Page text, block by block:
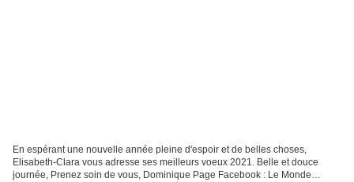
En espérant une nouvelle année pleine d'espoir et de belles choses,
Elisabeth-Clara vous adresse ses meilleurs voeux 2021. Belle et douce
journée, Prenez soin de vous, Dominique Page Facebook : Le Monde